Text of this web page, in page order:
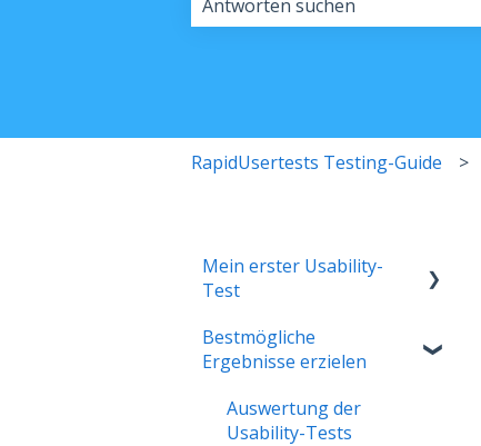
RapidUsertests Testing-Guide
Mein erster Usability-
Test
Das Testkonzept
erstellen
Besonderheiten von
moderierten
Bestmögliche
Ergebnisse erzielen
Auswertung der
Usability-Tests